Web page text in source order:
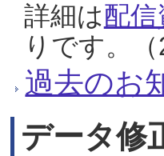
詳細は配
りです。（
過去のお
データ修